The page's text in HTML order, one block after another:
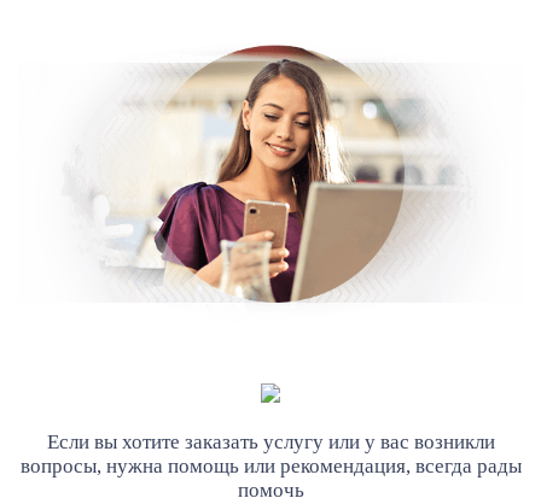
Если вы хотите заказать услугу или у вас возникли
вопросы, нужна помощь или рекомендация, всегда рады
помочь